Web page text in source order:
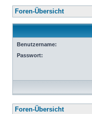
Foren-Übersicht
Benutzername:
Passwort:
Foren-Übersicht